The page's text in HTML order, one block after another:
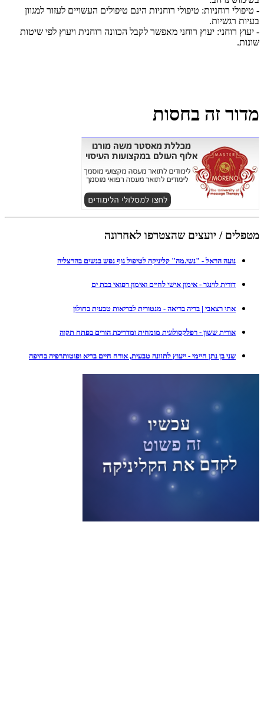
- טיפולי רוחניות: טיפולי רוחניות הינם טיפולים העשויים לעזור למגוון
בעיות רגשיות.
- יעוץ רוחני: יעוץ רוחני מאפשר לקבל הכוונה רוחנית ויעוץ לפי שיטות
שונות.
מדור זה בחסות
מטפלים / יועצים שהצטרפו לאחרונה
נועה הראל - "נשי.מה" קליניקה לטיפול גוף נפש בנשים בהרצליה
דורית לוינגר - אימון אישי לחיים ואימון רפואי בבת ים
אתי רצאבי | בריה בריאה - מנטורית לבריאות טבעית בחולון
אורית ששון - רפלקסולוגית מומחית ומדריכת הורים בפתח תקוה
שני בן נתן חיימי - ייעוץ לתזונה טבעית, אורח חיים בריא ופוטותרפיה בחיפה